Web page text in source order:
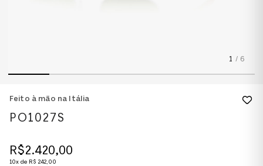
1 / 6
Feito à mão na Itália
PO1027S
R$2.420,00
10x de R$ 242,00